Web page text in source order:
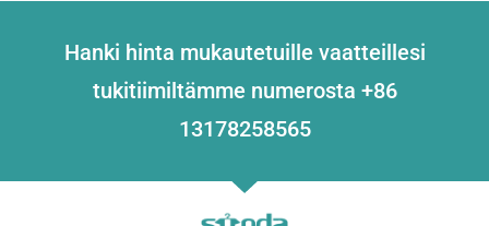
Hanki hinta mukautetuille vaatteillesi
tukitiimiltämme numerosta +86
13178258565